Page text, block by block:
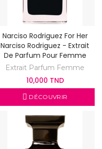
Narciso Rodriguez For Her
Narciso Rodriguez - Extrait
De Parfum Pour Femme
Extrait Parfum Femme
10,000 TND
DÉCOUVRIR